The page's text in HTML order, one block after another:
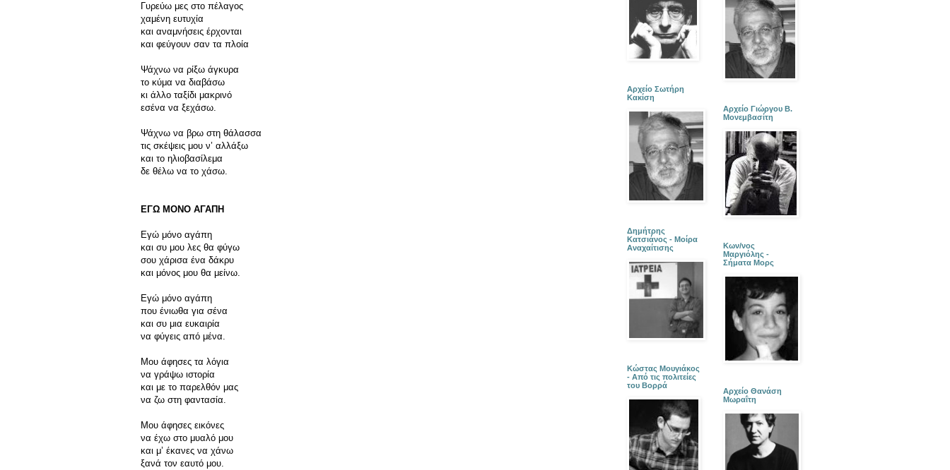
Γυρεύω μες στο πέλαγος
χαμένη ευτυχία
και αναμνήσεις έρχονται
και φεύγουν σαν τα πλοία
Ψάχνω να ρίξω άγκυρα
το κύμα να διαβάσω
κι άλλο ταξίδι μακρινό
εσένα να ξεχάσω.
Ψάχνω να βρω στη θάλασσα
τις σκέψεις μου ν’ αλλάξω
και το ηλιοβασίλεμα
δε θέλω να το χάσω.
ΕΓΩ ΜΟΝΟ ΑΓΑΠΗ
Εγώ μόνο αγάπη
και συ μου λες θα φύγω
σου χάρισα ένα δάκρυ
και μόνος μου θα μείνω.
Εγώ μόνο αγάπη
που ένιωθα για σένα
και συ μια ευκαιρία
να φύγεις από μένα.
Μου άφησες τα λόγια
να γράψω ιστορία
και με το παρελθόν μας
να ζω στη φαντασία.
Μου άφησες εικόνες
να έχω στο μυαλό μου
και μ’ έκανες να χάνω
ξανά τον εαυτό μου.
Αρχείο Σωτήρη
Κακίση
Δημήτρης
Κατσιάνος - Μοίρα
Αναχαίτισης
Κώστας Μουγιάκος
- Από τις πολιτείες
του Βορρά
Αρχείο Γιώργου Β.
Μονεμβασίτη
Κων/νος
Μαργιόλης -
Σήματα Μορς
Αρχείο Θανάση
Μωραΐτη